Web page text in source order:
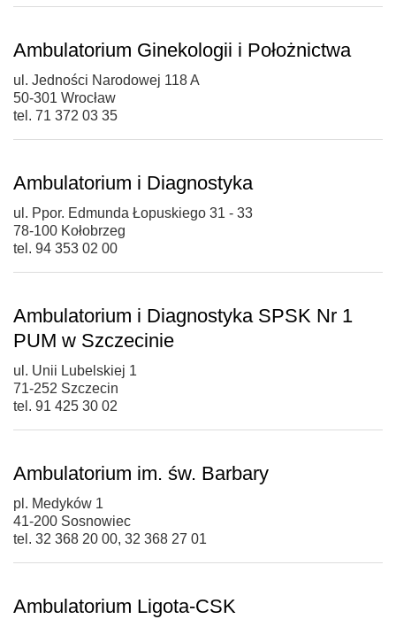
Ambulatorium Ginekologii i Położnictwa
ul. Jedności Narodowej 118 A
50-301 Wrocław
tel. 71 372 03 35
Ambulatorium i Diagnostyka
ul. Ppor. Edmunda Łopuskiego 31 - 33
78-100 Kołobrzeg
tel. 94 353 02 00
Ambulatorium i Diagnostyka SPSK Nr 1
PUM w Szczecinie
ul. Unii Lubelskiej 1
71-252 Szczecin
tel. 91 425 30 02
Ambulatorium im. św. Barbary
pl. Medyków 1
41-200 Sosnowiec
tel. 32 368 20 00, 32 368 27 01
Ambulatorium Ligota-CSK